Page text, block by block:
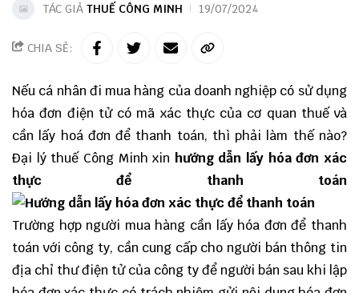
TÁC GIẢ THUẾ CÔNG MINH 19/07/2024
CHIA SẺ:
Nếu cá nhân đi mua hàng của doanh nghiệp có sử dụng
hóa đơn điện tử có mã xác thực của cơ quan thuế và
cần lấy hoá đơn để thanh toán, thì phải làm thế nào?
Đại lý thuế Công Minh xin hướng dẫn lấy hóa đơn xác
thực để thanh toán
Trường hợp người mua hàng cần lấy hóa đơn để thanh
toán với công ty, cần cung cấp cho người bán thông tin
địa chỉ thư điện tử của công ty để người bán sau khi lập